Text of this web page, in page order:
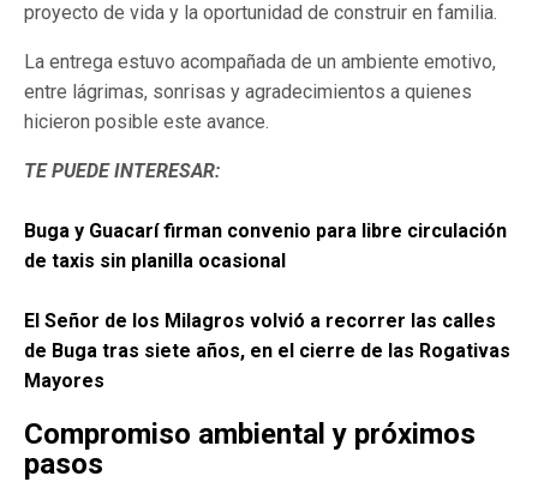
proyecto de vida y la oportunidad de construir en familia.
La entrega estuvo acompañada de un ambiente emotivo,
entre lágrimas, sonrisas y agradecimientos a quienes
hicieron posible este avance.
TE PUEDE INTERESAR:
Buga y Guacarí firman convenio para libre circulación
de taxis sin planilla ocasional
El Señor de los Milagros volvió a recorrer las calles
de Buga tras siete años, en el cierre de las Rogativas
Mayores
Compromiso ambiental y próximos
pasos